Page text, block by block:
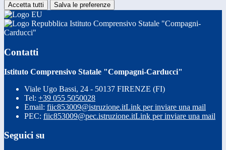
Accetta tutti Salva le preferenze
Istituto Comprensivo Statale "Compagni-
Carducci"
Contatti
Istituto Comprensivo Statale "Compagni-Carducci"
Viale Ugo Bassi, 24 - 50137 FIRENZE (FI)
Tel: +39 055 5050028
Email: fiic853009@istruzione.itLink per inviare una mail
PEC: fiic853009@pec.istruzione.itLink per inviare una mail
Seguici su